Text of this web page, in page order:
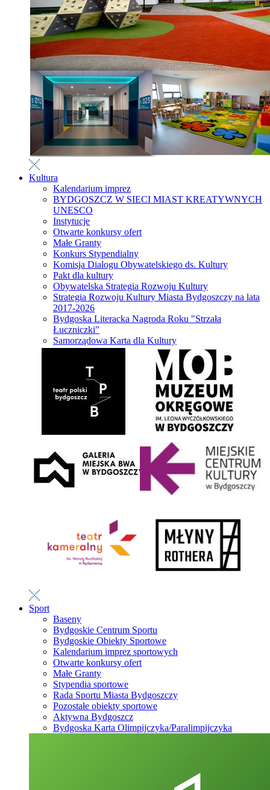
Kultura
Kalendarium imprez
BYDGOSZCZ W SIECI MIAST KREATYWNYCH
UNESCO
Instytucje
Otwarte konkursy ofert
Małe Granty
Konkurs Stypendialny
Komisja Dialogu Obywatelskiego ds. Kultury
Pakt dla kultury
Obywatelska Strategia Rozwoju Kultury
Strategia Rozwoju Kultury Miasta Bydgoszczy na lata
2017-2026
Bydgoska Literacka Nagroda Roku "Strzała
Łuczniczki"
Samorządowa Karta dla Kultury
Sport
Baseny
Bydgoskie Centrum Sportu
Bydgoskie Obiekty Sportowe
Kalendarium imprez sportowych
Otwarte konkursy ofert
Małe Granty
Stypendia sportowe
Rada Sportu Miasta Bydgoszczy
Pozostałe obiekty sportowe
Aktywna Bydgoszcz
Bydgoska Karta Olimpijczyka/Paralimpijczyka